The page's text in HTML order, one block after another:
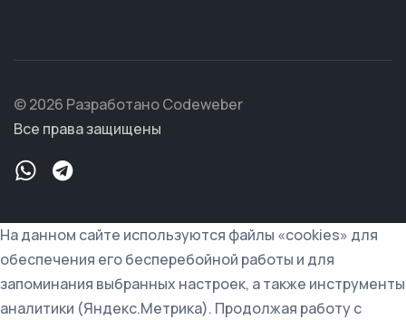
© 2026 Разработано Codeweber
Все права защищены
На данном сайте используются файлы «cookies» для
обеспечения его бесперебойной работы и для
запоминания выбранных настроек, а также инструменты
аналитики (Яндекс.Метрика). Продолжая работу с